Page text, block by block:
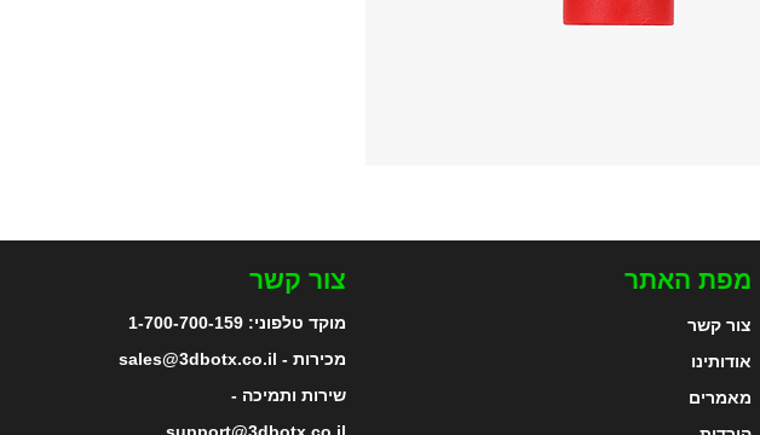
צור קשר
מוקד טלפוני:1-700-700-159
מכירות - sales@3dbotx.co.il
שירות ותמיכה -
support@3dbotx.co.il
מפת האתר
צור קשר
אודותינו
מאמרים